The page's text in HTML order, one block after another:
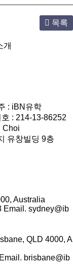
목록
개
: iBN유학
: 214-13-86252
Choi
유창빌딩 9층
Australia
Email. sydney@ib
QLD 4000, A
Email. brisbane@ib